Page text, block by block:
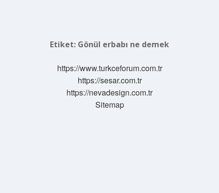
Etiket: Gönül erbabı ne demek
https://www.turkceforum.com.tr
https://sesar.com.tr
https://nevadesign.com.tr
Sitemap